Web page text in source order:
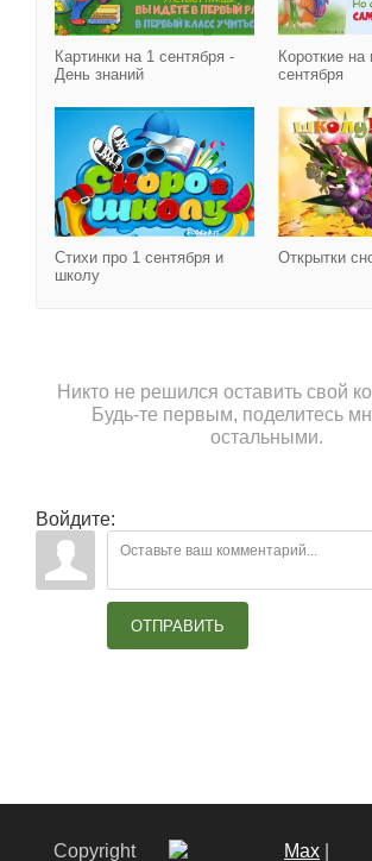
Картинки на 1 сентября -
День знаний
Короткие на
сентября
Стихи про 1 сентября и
школу
Стихи
Открытки
Никто не решился оставить свой
Будь-те первым, поделитесь
остальными.
Войдите:
ОТПРАВИТЬ
Copyright Max